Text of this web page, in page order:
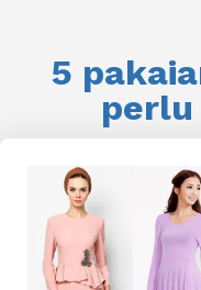
5
perlu